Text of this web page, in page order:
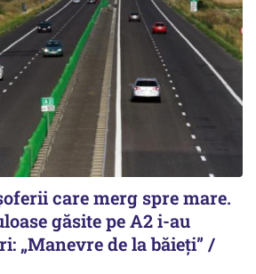
care merg spre mare.
găsite pe A2 i-au
„Manevre de la băieți” /